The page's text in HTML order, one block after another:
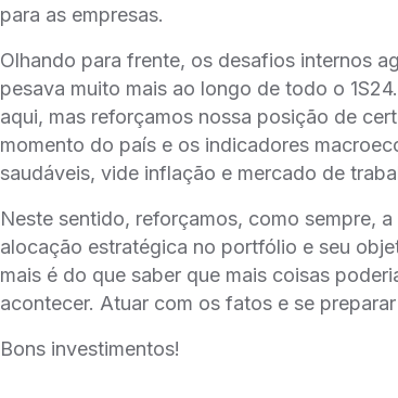
para as empresas.
Olhando para frente, os desafios internos
pesava muito mais ao longo de todo o
aqui, mas reforçamos nossa posição de
momento do país e os indicadores
saudáveis, vide inflação e mercado de
Neste sentido, reforçamos, como sempre,
alocação estratégica no portfólio e seu
mais é do que saber que mais coisas
acontecer. Atuar com os fatos e se
Bons investimentos!